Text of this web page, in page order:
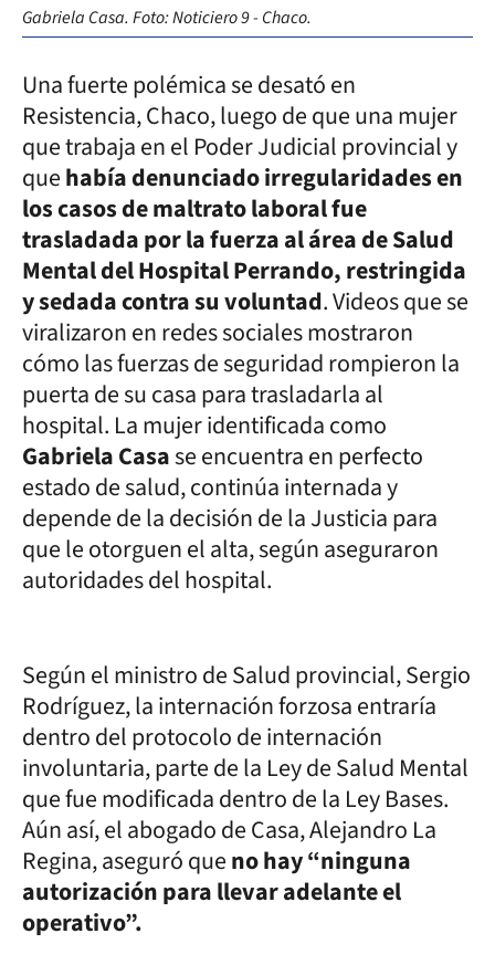
Gabriela Casa. Foto: Noticiero 9 - Chaco.
Una fuerte polémica se desató en
Resistencia, Chaco, luego de que una mujer
que trabaja en el Poder Judicial provincial y
quehabía denunciado irregularidades en
los casos de maltrato laboral fue
trasladada por la fuerza al área de Salud
Mental del Hospital Perrando, restringida
y sedada contra su voluntad. Videos que se
viralizaron en redes sociales mostraron
cómo las fuerzas de seguridad rompieron la
puerta de su casa para trasladarla al
hospital. La mujer identificada como
Gabriela Casase encuentra en perfecto
estado de salud, continúa internada y
depende de la decisión de la Justicia para
que le otorguen el alta, según aseguraron
autoridades del hospital.
Según el ministro de Salud provincial, Sergio
Rodríguez, la internación forzosa entraría
dentro del protocolo de internación
involuntaria, parte de la Ley de Salud Mental
que fue modificada dentro de la Ley Bases.
Aún así, el abogado de Casa, Alejandro La
Regina, aseguró queno hay “ninguna
autorización para llevar adelante el
operativo”.